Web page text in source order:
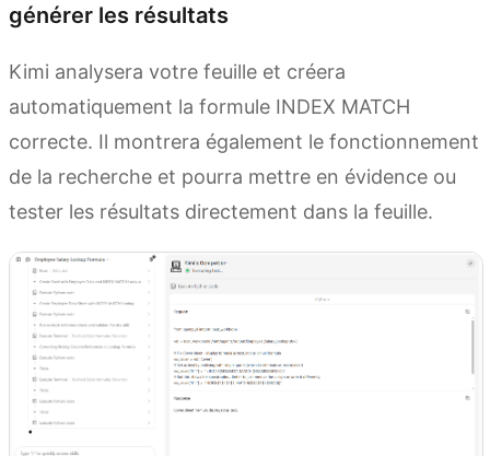
générer les résultats
Kimi analysera votre feuille et créera
automatiquement la formule INDEX MATCH
correcte. Il montrera également le fonctionnement
de la recherche et pourra mettre en évidence ou
tester les résultats directement dans la feuille.